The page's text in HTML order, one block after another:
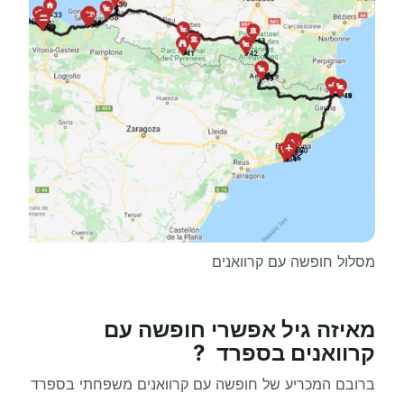
מסלול חופשה עם קרוואנים
מאיזה גיל אפשרי חופשה עם
קרוואנים בספרד ?
ברובם המכריע של חופשה עם קרוואנים משפחתי בספרד